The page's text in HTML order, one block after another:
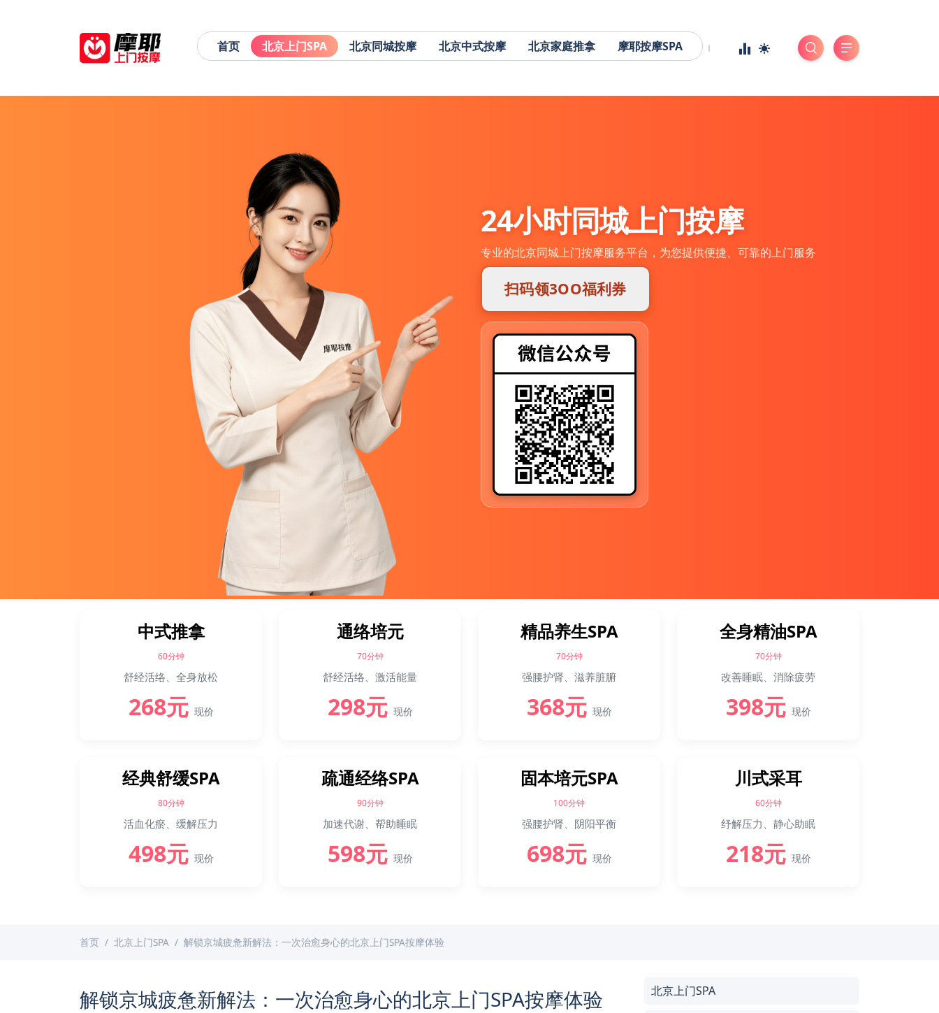
首页 北京上门SPA 北京同城按摩 北京中式按摩 北京家庭推拿 摩耶按摩SPA
24小时同城上门按摩
专业的北京同城上门按摩服务平台，为您提供便捷、可靠的上门服务
扫码领3OO福利券
中式推拿
60分钟
舒经活络、全身放松
268元 现价
通络培元
70分钟
舒经活络、激活能量
298元 现价
精品养生SPA
70分钟
强腰护肾、滋养脏腑
368元 现价
全身精油SPA
70分钟
改善睡眠、消除疲劳
398元 现价
经典舒缓SPA
80分钟
活血化瘀、缓解压力
498元 现价
疏通经络SPA
90分钟
加速代谢、帮助睡眠
598元 现价
固本培元SPA
100分钟
强腰护肾、阴阳平衡
698元 现价
川式采耳
60分钟
纾解压力、静心助眠
218元 现价
首页 北京上门SPA 解锁京城疲惫新解法：一次治愈身心的北京上门SPA按摩体验
解锁京城疲惫新解法：一次治愈身心的北京上门SPA按摩体验 北京上门SPA